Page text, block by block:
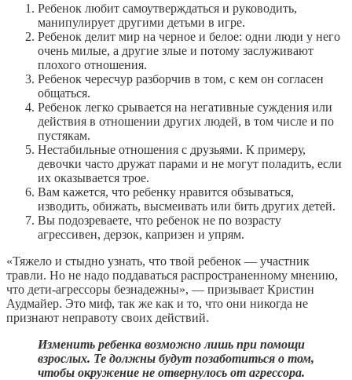
Ребенок любит самоутверждаться и руководить,
манипулирует другими детьми в игре.
Ребенок делит мир на черное и белое: одни люди у него
очень милые, а другие злые и потому заслуживают
плохого отношения.
Ребенок чересчур разборчив в том, с кем он согласен
общаться.
Ребенок легко срывается на негативные суждения или
действия в отношении других людей, в том числе и по
пустякам.
Нестабильные отношения с друзьями. К примеру,
девочки часто дружат парами и не могут поладить, если
их оказывается трое.
Вам кажется, что ребенку нравится обзываться,
изводить, обижать, высмеивать или бить других детей.
Вы подозреваете, что ребенок не по возрасту
агрессивен, дерзок, капризен и упрям.
«Тяжело и стыдно узнать, что твой ребенок — участник
травли. Но не надо поддаваться распространенному мнению,
что дети-агрессоры безнадежны», — призывает Кристин
Аудмайер. Это миф, так же как и то, что они никогда не
признают неправоту своих действий.
Изменить ребенка возможно лишь при помощи
взрослых. Те должны будут позаботиться о том,
чтобы окружение не отвернулось от агрессора.